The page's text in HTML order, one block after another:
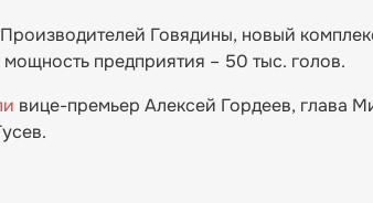
Говядины, новый
предприятия – 50 тыс. голов.
вице-премьер Алексей Гордеев, глава